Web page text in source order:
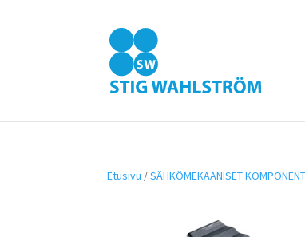
Etusivu /SÄHKÖMEKAANISET